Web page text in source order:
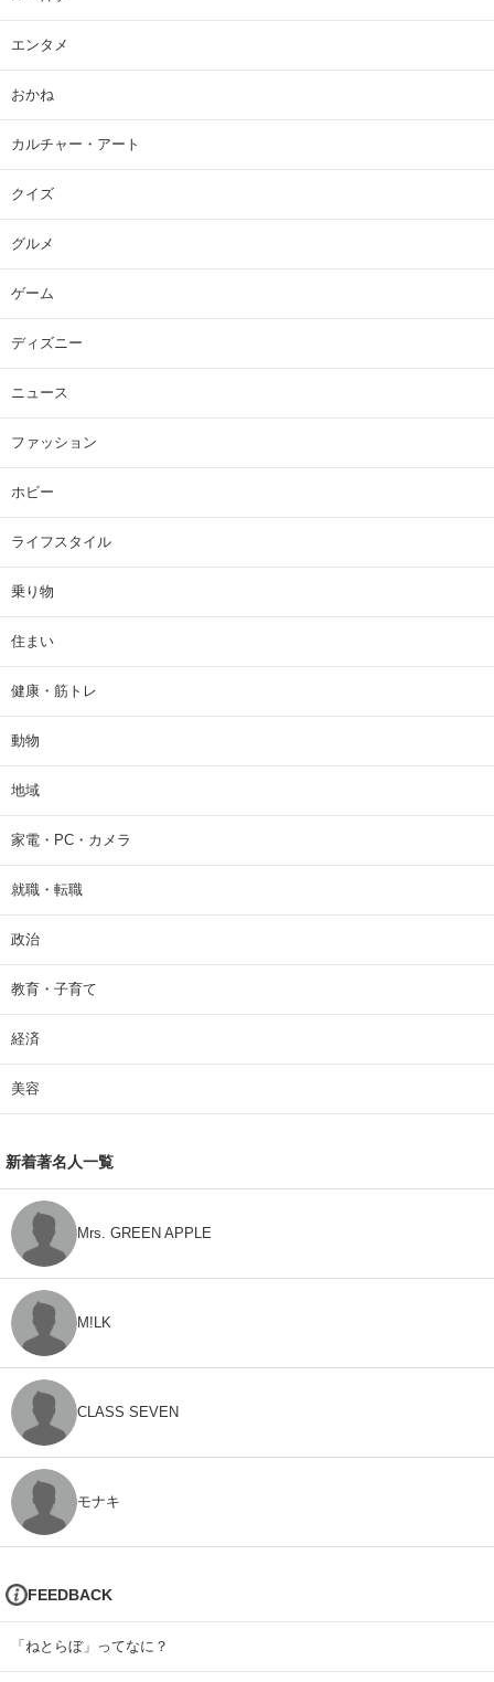
エンタメ
おかね
カルチャー・アート
クイズ
グルメ
ゲーム
ディズニー
ニュース
ファッション
ホビー
ライフスタイル
乗り物
住まい
健康・筋トレ
動物
地域
家電・PC・カメラ
就職・転職
政治
教育・子育て
経済
美容
新着著名人一覧
Mrs. GREEN APPLE
M!LK
CLASS SEVEN
モナキ
FEEDBACK
「ねとらぼ」ってなに？